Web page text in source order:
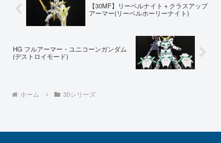
【30MF】リーベルナイト＋クラスアップ
アーマー(リーベルホーリーナイト)
HG フルアーマー・ユニコーンガンダム
(デストロイモード)
ホーム 30シリーズ